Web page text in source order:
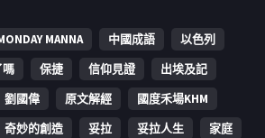
MANNA 中國成語
以色列
嗎 保捷 信仰見證
出埃及記
劉國偉 原文解經
國度禾場KHM
奇妙的創造 妥拉 妥拉人生
家庭